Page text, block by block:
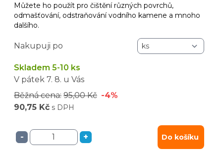
Můžete ho použít pro čištění různých povrchů,
odmašťování, odstraňování vodního kamene a mnoho
dalšího.
Nakupuji po
Skladem 5-10 ks
V pátek 7. 8. u Vás
Běžná cena: 95,00 Kč -4%
90,75 Kč s DPH
- + Do košíku